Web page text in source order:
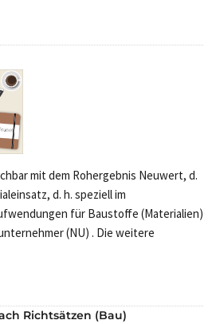
mit dem Rohergebnis Neuwert, d.
d. h. speziell im
für Baustoffe (Materialien)
(NU) . Die weitere
Richtsätzen (Bau)